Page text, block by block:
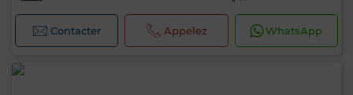
Contacter Appelez WhatsApp